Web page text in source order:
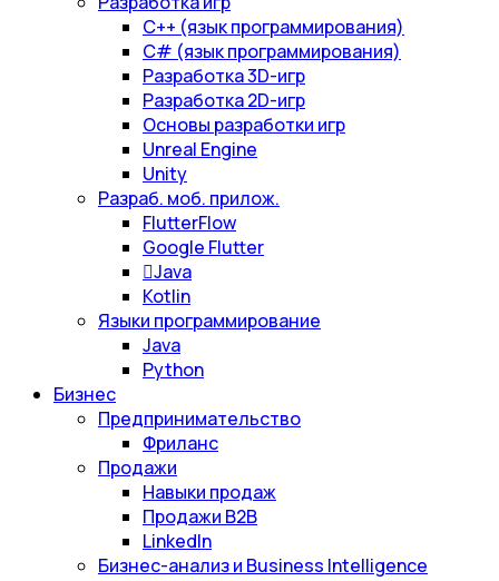
С++ (язык программирования)
С# (язык программирования)
Разработка 3D-игр
Разработка 2D-игр
Основы разработки игр
Unreal Engine
Unity
Разраб. моб. прилож.
FlutterFlow
Google Flutter
Java
Kotlin
Языки программирование
Java
Python
Бизнес
Предпринимательство
Фриланс
Продажи
Навыки продаж
Продажи B2B
LinkedIn
Бизнес-анализ и Business Intelligence